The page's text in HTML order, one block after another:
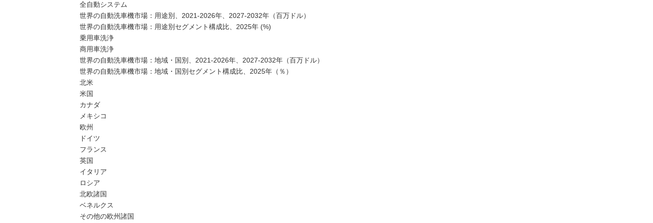
全自動システム
世界の自動洗車機市場：用途別、2021-2026年、2027-2032年（百万ドル）
世界の自動洗車機市場：用途別セグメント構成比、2025年 (%)
乗用車洗浄
商用車洗浄
世界の自動洗車機市場：地域・国別、2021-2026年、2027-2032年（百万ドル）
世界の自動洗車機市場：地域・国別セグメント構成比、2025年（％）
北米
米国
カナダ
メキシコ
欧州
ドイツ
フランス
英国
イタリア
ロシア
北欧諸国
ベネルクス
その他の欧州諸国